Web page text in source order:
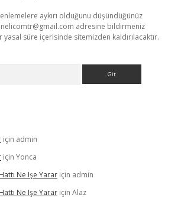
aykırı olduğunu düşündüğünüz
adresine bildirmeniz
süre içerisinde sitemizden kaldırılacaktır.
için admin
için Yonca
Ne Işe Yarar için admin
Ne Işe Yarar için Alaz